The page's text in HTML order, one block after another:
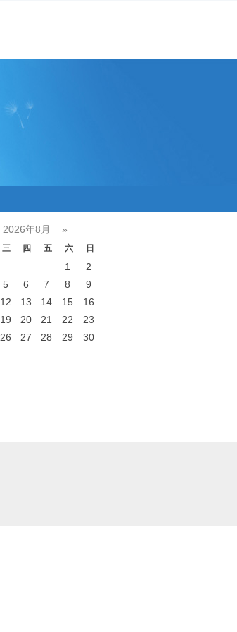
2026年8月 »
三 四 五 六 日
1
2
5 6 7 8
9
12 13 14 15
16
19 20 21 22
23
26 27 28 29
30